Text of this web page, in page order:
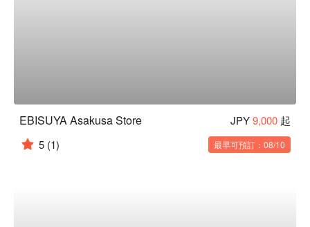
EBISUYA Asakusa Store JPY9,000 起
5 (1) 最早可預訂：08/10